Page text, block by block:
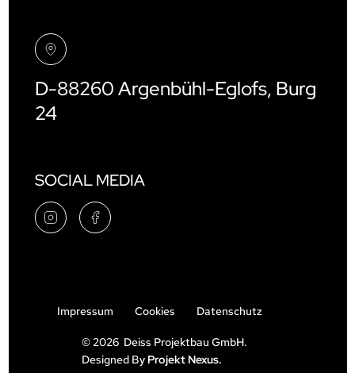
D-88260 Argenbühl-Eglofs, Burg
24
SOCIAL MEDIA
© 2026 Deiss Projektbau GmbH.
Designed By Projekt Nexus.
Impressum Cookies Datenschutz